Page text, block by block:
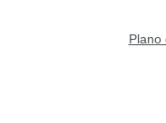
Plano